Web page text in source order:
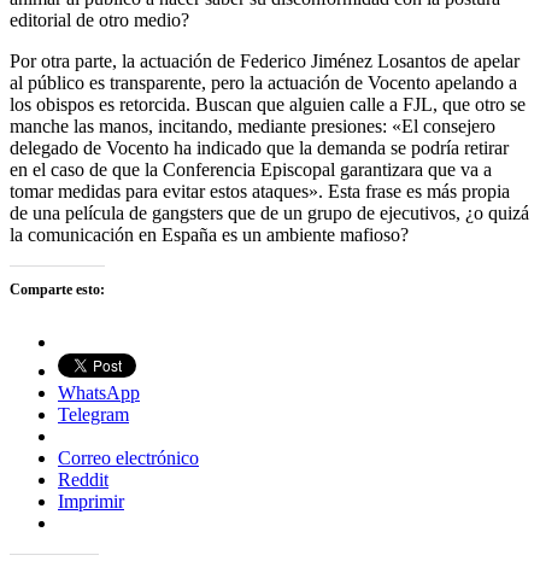
editorial de otro medio?
Por otra parte, la actuación de Federico Jiménez Losantos de apelar
al público es transparente, pero la actuación de Vocento apelando a
los obispos es retorcida. Buscan que alguien calle a FJL, que otro se
manche las manos, incitando, mediante presiones: «El consejero
delegado de Vocento ha indicado que la demanda se podría retirar
en el caso de que la Conferencia Episcopal garantizara que va a
tomar medidas para evitar estos ataques». Esta frase es más propia
de una película de gangsters que de un grupo de ejecutivos, ¿o quizá
la comunicación en España es un ambiente mafioso?
Comparte esto:
WhatsApp
Telegram
Correo electrónico
Reddit
Imprimir